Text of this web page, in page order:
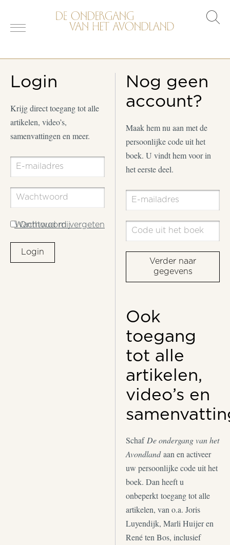
Login
Krijg direct toegang tot alle
artikelen, video’s,
samenvattingen en meer.
Wachtwoord vergeten
Onthoud mij
Login
Nog geen
account?
Maak hem nu aan met de
persoonlijke code uit het
boek. U vindt hem voor in
het eerste deel.
Verder naar
gegevens
Ook
toegang
tot alle
artikelen,
video’s en
Schaf De ondergang van het
Avondlandaan en activeer
uw persoonlijke code uit het
boek. Dan heeft u
onbeperkt toegang tot alle
artikelen, van o.a. Joris
Luyendijk, Marli Huijer en
René ten Bos, inclusief